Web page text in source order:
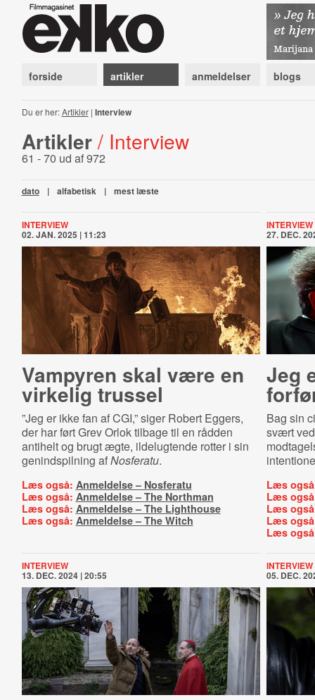
forside artikler anmeldelser blogs
Du er her:Artikler| Interview
Artikler / Interview
61 - 70 ud af 972
dato | alfabetisk | mest læste
INTERVIEW
02. JAN. 2025 | 11:23
Vampyren skal være en
virkelig trussel
”Jeg er ikke fan af CGI,” siger Robert Eggers,
der har ført Grev Orlok tilbage til en rådden
antihelt og brugt ægte, ildelugtende rotter i sin
genindspilning afNosferatu.
Læs også: Anmeldelse – Nosferatu
Læs også: Anmeldelse – The Northman
Læs også: Anmeldelse – The Lighthouse
Læs også: Anmeldelse – The Witch
INTERVIEW
27. DEC.
Jeg
Bag sin
svært
Læs
Læs
Læs
Læs
Læs
INTERVIEW
13. DEC. 2024 | 20:55
INTERVIEW
05. DEC.